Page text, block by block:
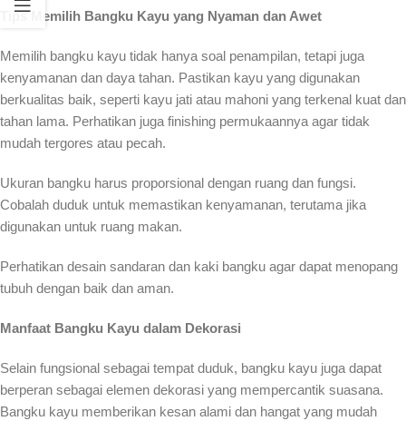
Tips Memilih Bangku Kayu yang Nyaman dan Awet
Memilih bangku kayu tidak hanya soal penampilan, tetapi juga
kenyamanan dan daya tahan. Pastikan kayu yang digunakan
berkualitas baik, seperti kayu jati atau mahoni yang terkenal kuat dan
tahan lama. Perhatikan juga finishing permukaannya agar tidak
mudah tergores atau pecah.
Ukuran bangku harus proporsional dengan ruang dan fungsi.
Cobalah duduk untuk memastikan kenyamanan, terutama jika
digunakan untuk ruang makan.
Perhatikan desain sandaran dan kaki bangku agar dapat menopang
tubuh dengan baik dan aman.
Manfaat Bangku Kayu dalam Dekorasi
Selain fungsional sebagai tempat duduk, bangku kayu juga dapat
berperan sebagai elemen dekorasi yang mempercantik suasana.
Bangku kayu memberikan kesan alami dan hangat yang mudah